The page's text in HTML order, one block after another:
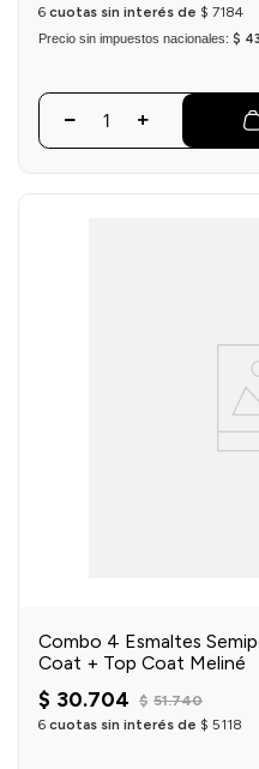
6 cuotas sin interés de $ 7184
Precio sin impuestos nacionales: $
Combo 4 Esmaltes
Coat + Top Coat Meliné
$ 30.704 $ 51.740
6 cuotas sin interés de $ 5118